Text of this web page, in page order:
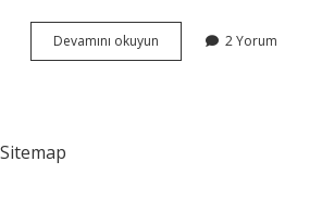
Devamını okuyun Stratejik
Realizm
2 Yorum
Sitemap